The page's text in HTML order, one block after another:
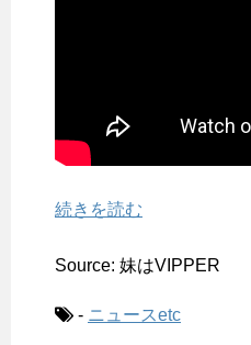
続きを読む
Source: 妹はVIPPER
- ニュースetc